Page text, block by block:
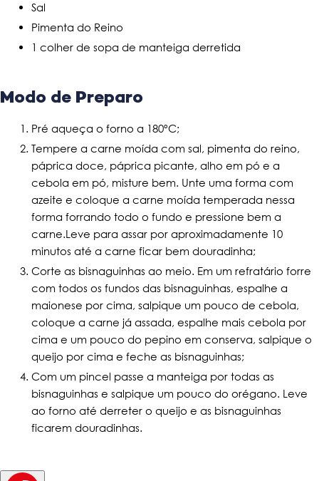
Sal
Pimenta do Reino
1 colher de sopa de manteiga derretida
Modo de Preparo
Pré aqueça o forno a 180ºC;
Tempere a carne moída com sal, pimenta do reino,
páprica doce, páprica picante, alho em pó e a
cebola em pó, misture bem. Unte uma forma com
azeite e coloque a carne moída temperada nessa
forma forrando todo o fundo e pressione bem a
carne.Leve para assar por aproximadamente 10
minutos até a carne ficar bem douradinha;
Corte as bisnaguinhas ao meio. Em um refratário forre
com todos os fundos das bisnaguinhas, espalhe a
maionese por cima, salpique um pouco de cebola,
coloque a carne já assada, espalhe mais cebola por
cima e um pouco do pepino em conserva, salpique o
queijo por cima e feche as bisnaguinhas;
Com um pincel passe a manteiga por todas as
bisnaguinhas e salpique um pouco do orégano. Leve
ao forno até derreter o queijo e as bisnaguinhas
ficarem douradinhas.